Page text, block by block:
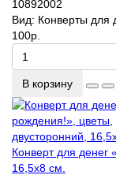
10892002
Вид: Конверты для
100р.
В корзину
Конверт для денег
16,5x8 см.